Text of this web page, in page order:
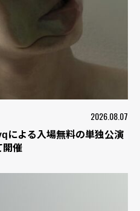
2026.08.07
による入場無料の単独公演
開催